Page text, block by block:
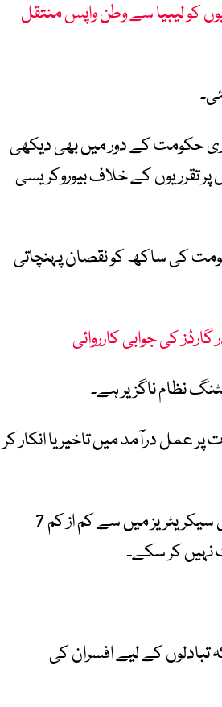
دیشی شہریوں کو لیبیا سے وطن واپس منتقل
حکومت کے دور میں بھی دیکھی
تقرریوں کے خلاف بیوروکریسی
کی ساکھ کو نقصان پہنچاتی
کی جوابی کارروائی
نظام ناگزیر ہے۔
عمل درآمد میں تاخیر یا انکار کر
26 اپریل کو مختلف اداروں میں تعینات کیے گئے 15 ایڈیشنل سیکریٹریز میں سے کم از کم 7
نہیں کر سکے۔
کے لیے افسران کی